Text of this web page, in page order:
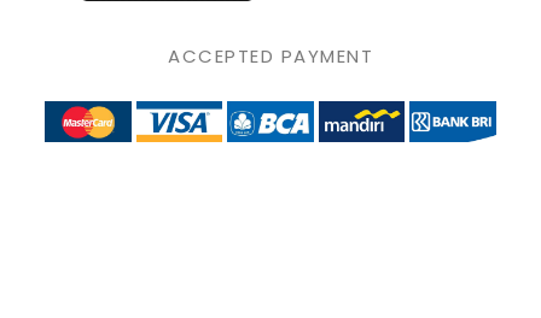
ACCEPTED PAYMENT